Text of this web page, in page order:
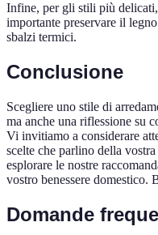
Infine, per gli stili più
importante preservare il
sbalzi termici.
Conclusione
Scegliere uno stile di
ma anche una riflessione su
Vi invitiamo a considerare
scelte che parlino della
esplorare le nostre
vostro benessere domestico.
Domande